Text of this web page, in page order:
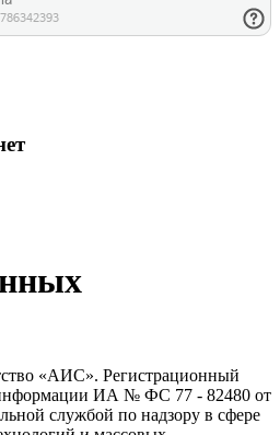
«АИС». Регистрационный
информации ИА № ФС 77 - 82480 от
службой по надзору в сфере